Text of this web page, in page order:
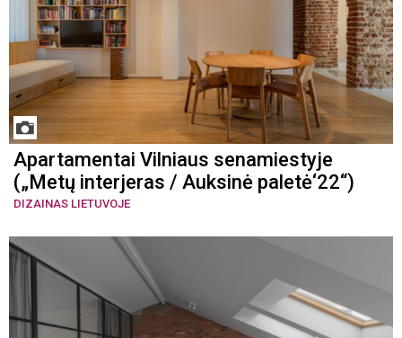
Apartamentai Vilniaus senamiestyje
(„Metų interjeras / Auksinė paletė‘22“)
DIZAINAS LIETUVOJE